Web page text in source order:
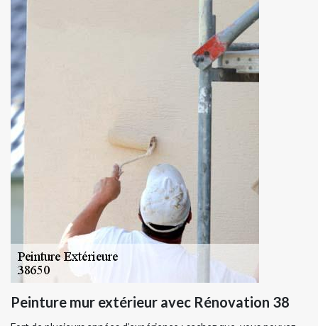
Peinture mur extérieur avec Rénovation 38